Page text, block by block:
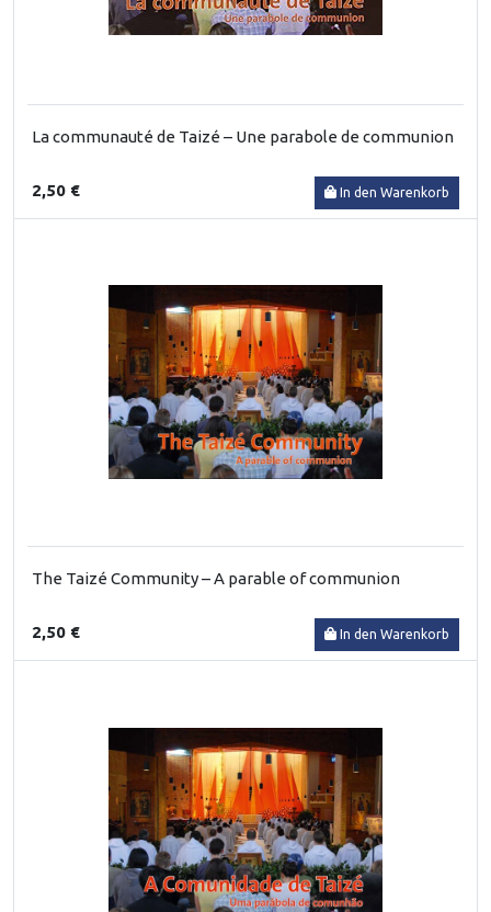
La communauté de Taizé – Une parabole de communion
2,50 € In den Warenkorb
The Taizé Community – A parable of communion
2,50 € In den Warenkorb